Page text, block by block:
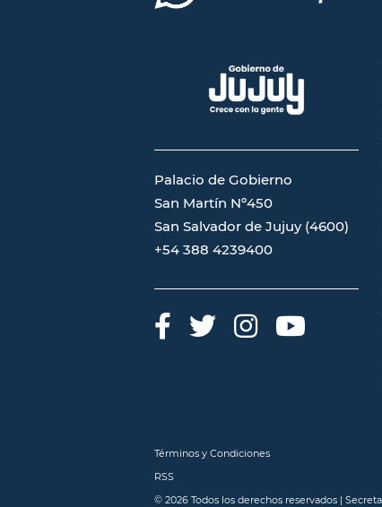
Palacio de Gobierno
San Martín Nº450
San Salvador de Jujuy (4600)
+54 388 4239400
Términos y Condiciones
RSS
© 2026 Todos los derechos reservados |